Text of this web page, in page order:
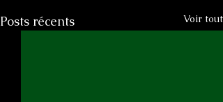
Posts récents Voir tout